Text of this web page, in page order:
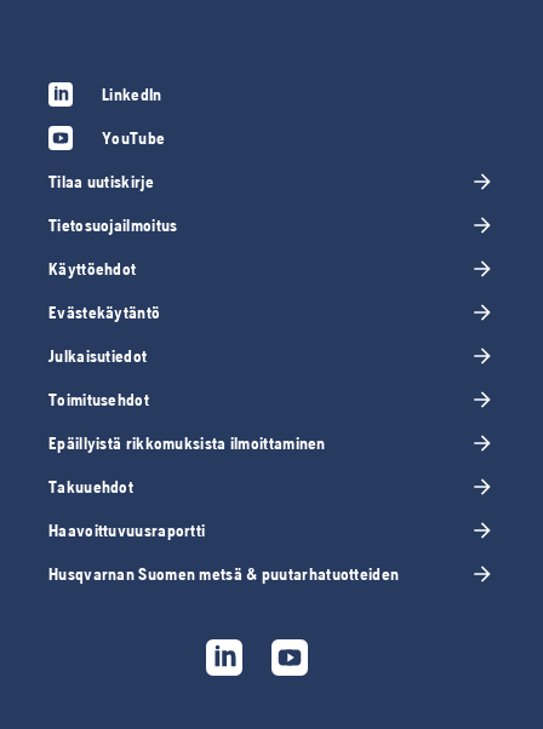
LinkedIn
YouTube
Tilaa uutiskirje
Tietosuojailmoitus
Käyttöehdot
Evästekäytäntö
Julkaisutiedot
Toimitusehdot
Epäillyistä rikkomuksista ilmoittaminen
Takuuehdot
Haavoittuvuusraportti
Husqvarnan Suomen metsä & puutarhatuotteiden